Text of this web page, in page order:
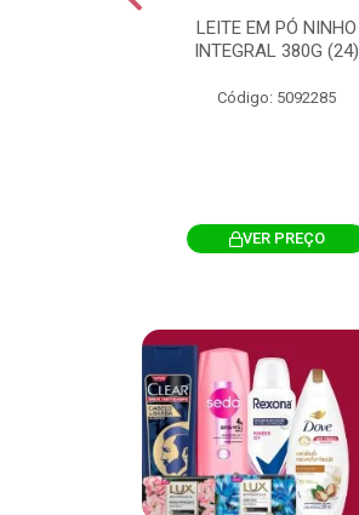
LEITE EM PÓ NINHO
INTEGRAL 380G (24)
Código: 5092285
VER PREÇO